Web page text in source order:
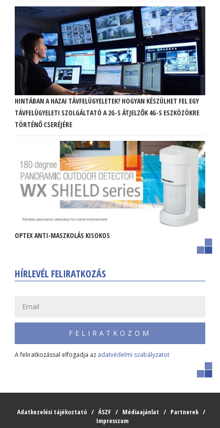
HINTÁBAN A HAZAI TÁVFELÜGYELETEK? HOGYAN KÉSZÜLHET FEL EGY
TÁVFELÜGYELETI SZOLGÁLTATÓ A 2G-S ÁTJELZŐK 4G-S ESZKÖZÖKRE
TÖRTÉNŐ CSERÉJÉRE
OPTEX ANTI-MASZKOLÁS KISOKOS
HÍRLEVÉL FELIRATKOZÁS
FELIRATKOZOM
A feliratkozással elfogadja az adatvédelmi szabályzatot
Adatkezelési tájékoztató ÁSZF Médiaajánlat
Partnerek
Impresszum